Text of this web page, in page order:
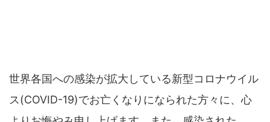
世界各国への感染が拡大している新型コロナウイル
ス(COVID-19)でお亡くなりになられた方々に、心